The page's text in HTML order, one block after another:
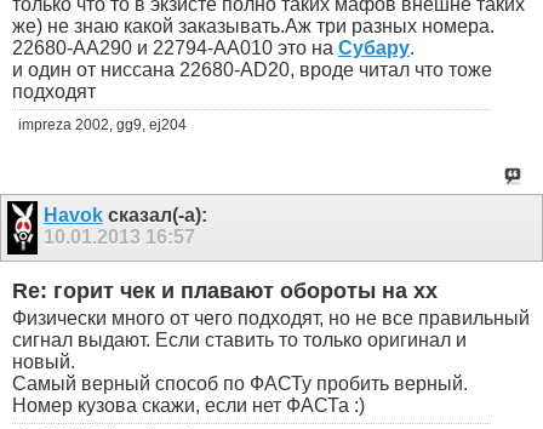
только что то в экзисте полно таких мафов внешне таких
же) не знаю какой заказывать.Аж три разных номера.
22680-AA290 и 22794-AA010 это на Субару.
и один от ниссана 22680-AD20, вроде читал что тоже
подходят
impreza 2002, gg9, ej204
Havokсказал(-а):
10.01.2013 16:57
Re: горит чек и плавают обороты на хх
Физически много от чего подходят, но не все правильный
сигнал выдают. Если ставить то только оригинал и
новый.
Самый верный способ по ФАСТу пробить верный.
Номер кузова скажи, если нет ФАСТа :)